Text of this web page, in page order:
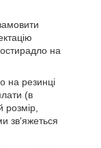
на
на резинці
(в
розмір,
зв'яжеться